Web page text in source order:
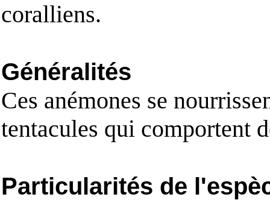
coralliens.
Généralités
Ces anémones se
tentacules qui comportent
Particularités de